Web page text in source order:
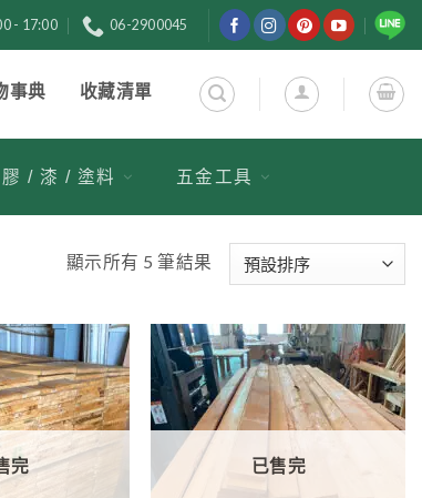
- 17:00 06-2900045
事典 收藏清單
膠 / 漆 / 塗料 五金工具
顯示所有 5 筆結果
加入
到收
藏清
單
1
完
加入
到收
藏清
單
已售完